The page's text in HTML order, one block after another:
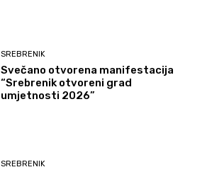
SREBRENIK
Svečano otvorena manifestacija
“Srebrenik otvoreni grad
umjetnosti 2026”
SREBRENIK